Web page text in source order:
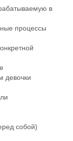
в
процессы
девочки
собой)